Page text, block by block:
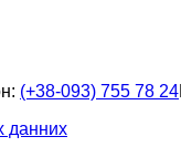
(+38-093) 755 78 24
данних